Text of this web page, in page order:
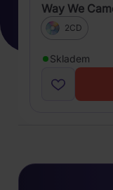
Way We
2CD
Skladem